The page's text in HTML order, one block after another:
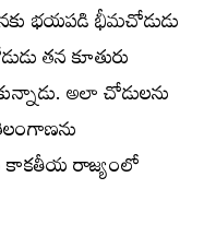
భయపడి భీమచోడుడు
తన కూతురు
అలా చోడులను
కాకతీయ రాజ్యంలో